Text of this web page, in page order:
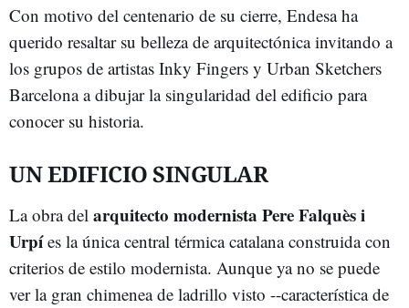
Con motivo del centenario de su cierre, Endesa ha
querido resaltar su belleza de arquitectónica invitando a
los grupos de artistas Inky Fingers y Urban Sketchers
Barcelona a dibujar la singularidad del edificio para
conocer su historia.
UN EDIFICIO SINGULAR
La obra del arquitecto modernista Pere Falquès i
Urpíes la única central térmica catalana construida con
criterios de estilo modernista. Aunque ya no se puede
ver la gran chimenea de ladrillo visto --característica de